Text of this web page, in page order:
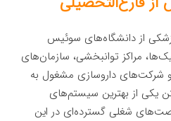
از دانشگاه‌های سوئیس
مراکز توانبخشی، سازمان‌های
شرکت‌های داروسازی مشغول به
یکی از بهترین سیستم‌های
شغلی گسترده‌ای در این